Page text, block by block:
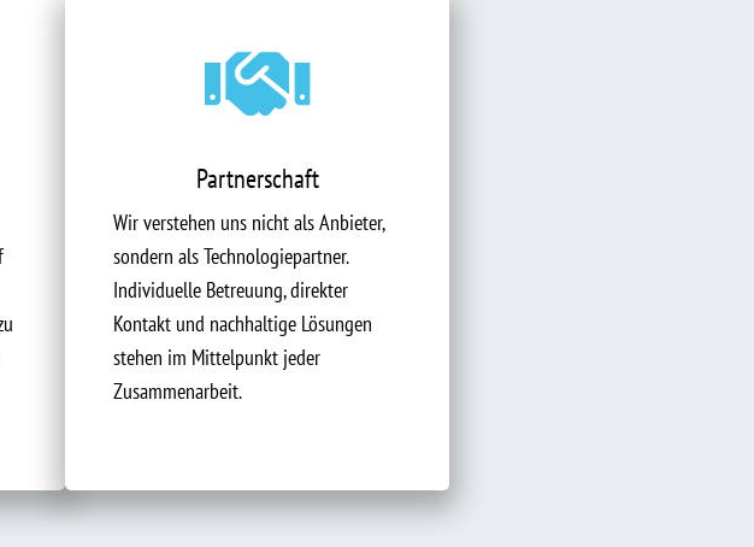

Partnerschaft
Wir verstehen uns nicht als Anbieter,
sondern als Technologiepartner.
Individuelle Betreuung, direkter
Kontakt und nachhaltige Lösungen
stehen im Mittelpunkt jeder
Zusammenarbeit.